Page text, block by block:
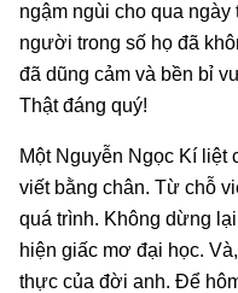
ngậm ngùi cho qua
người trong số họ đã
đã dũng cảm và bền bỉ
Thật đáng quý!
Một Nguyễn Ngọc Kí liệt
viết bằng chân. Từ chỗ
quá trình. Không dừng
hiện giấc mơ đại học.
thực của đời anh. Để